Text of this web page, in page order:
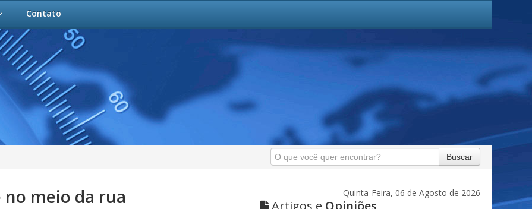
Contato
Buscar
meio da rua Quinta-Feira, 06 de Agosto de 2026
Artigos e Opiniões